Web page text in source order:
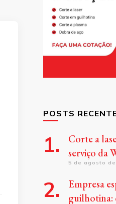
POSTS
Corte a
serviço da
5 de agosto de
Empresa
guilhotina: